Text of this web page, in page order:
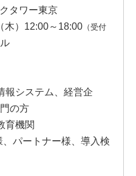
タワー東京
木）12:00～18:00 （受付
報システム、経営企
の方
育機関
、パートナー様、導入検